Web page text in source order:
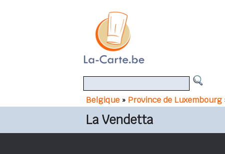
Belgique » Province de Luxembourg
La Vendetta